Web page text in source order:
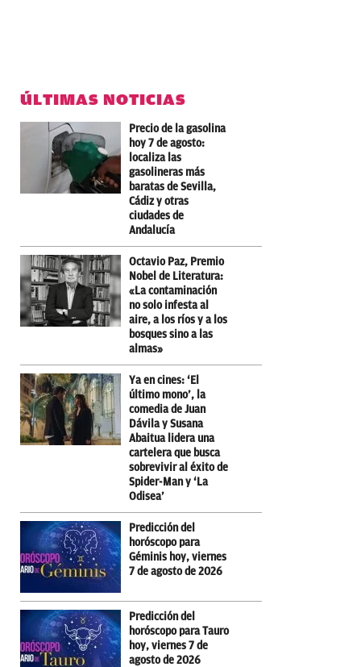
ÚLTIMAS NOTICIAS
Precio de la gasolina
hoy 7 de agosto:
localiza las
gasolineras más
baratas de Sevilla,
Cádiz y otras
ciudades de
Andalucía
Octavio Paz, Premio
Nobel de Literatura:
«La contaminación
no solo infesta al
aire, a los ríos y a los
bosques sino a las
almas»
Ya en cines: ‘El
último mono’, la
comedia de Juan
Dávila y Susana
Abaitua lidera una
cartelera que busca
sobrevivir al éxito de
Spider-Man y ‘La
Odisea’
Predicción del
horóscopo para
Géminis hoy, viernes
7 de agosto de 2026
Predicción del
horóscopo para Tauro
hoy, viernes 7 de
agosto de 2026